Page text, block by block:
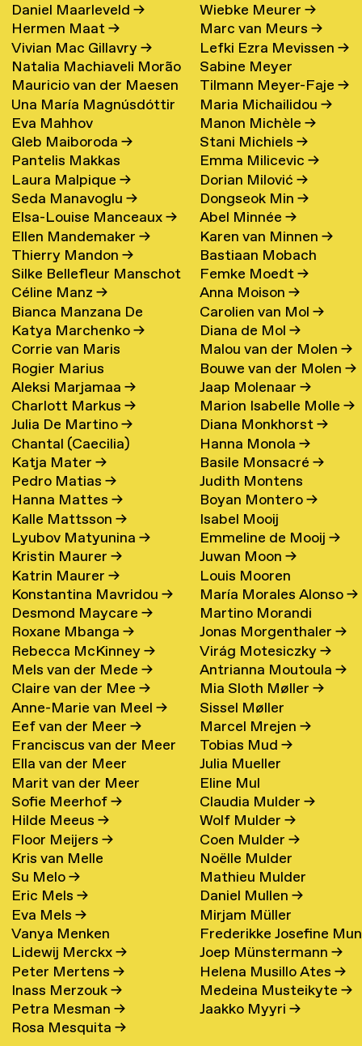
Daniel Maarleveld→
Hermen Maat→
Vivian Mac Gillavry→
Natalia Machiaveli Morão
de Oliveira→
Mauricio van der Maesen
de Sombreff→
Una María Magnúsdóttir
→
Eva Mahhov
Gleb Maiboroda→
Pantelis Makkas
Laura Malpique→
Seda Manavoglu→
Elsa-Louise Manceaux→
Ellen Mandemaker→
Thierry Mandon→
Silke Bellefleur Manschot
→
Céline Manz→
Bianca Manzana De
Agustin→
Katya Marchenko→
Corrie van Maris
Rogier Marius
Aleksi Marjamaa→
Charlott Markus→
Julia De Martino→
Chantal (Caecilia)
Maschke (Hattink)
Katja Mater→
Pedro Matias→
Hanna Mattes→
Kalle Mattsson→
Lyubov Matyunina→
Kristin Maurer→
Katrin Maurer→
Konstantina Mavridou→
Desmond Maycare→
Roxane Mbanga→
Rebecca McKinney→
Mels van der Mede→
Claire van der Mee→
Anne-Marie van Meel→
Eef van der Meer→
Franciscus van der Meer
→
Ella van der Meer
Marit van der Meer
Sofie Meerhof→
Hilde Meeus→
Floor Meijers→
Kris van Melle
Su Melo→
Eric Mels→
Eva Mels→
Vanya Menken
Lidewij Merckx→
Peter Mertens→
Inass Merzouk→
Petra Mesman→
Rosa Mesquita→
Wiebke Meurer→
Marc van Meurs→
Lefki Ezra Mevissen→
Sabine Meyer
Tilmann Meyer-Faje→
Maria Michailidou→
Manon Michèle→
Stani Michiels→
Emma Milicevic→
Dorian Milović→
Dongseok Min→
Abel Minnée→
Karen van Minnen→
Bastiaan Mobach
Femke Moedt→
Anna Moison→
Carolien van Mol→
Diana de Mol→
Malou van der Molen→
Bouwe van der Molen→
Jaap Molenaar→
Marion Isabelle Molle→
Diana Monkhorst→
Hanna Monola→
Basile Monsacré→
Judith Montens
Boyan Montero→
Isabel Mooij
Emmeline de Mooij→
Juwan Moon→
Louis Mooren
María Morales Alonso→
Martino Morandi
Jonas Morgenthaler→
Virág Motesiczky→
Antrianna Moutoula→
Mia Sloth Møller→
Sissel Møller
Marcel Mrejen→
Tobias Mud→
Julia Mueller
Eline Mul
Claudia Mulder→
Wolf Mulder→
Coen Mulder→
Noëlle Mulder
Mathieu Mulder
Daniel Mullen→
Mirjam Müller
Frederikke Josefine
Eefsen→
Joep Münstermann→
Helena Musillo Ates→
Medeina Musteikyte→
Jaakko Myyri→